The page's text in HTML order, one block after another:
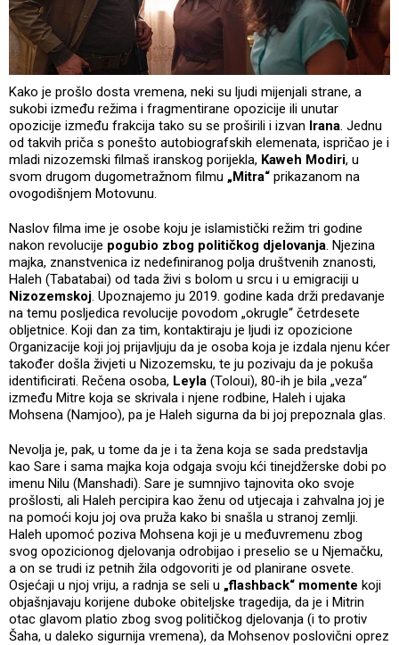
Kako je prošlo dosta vremena, neki su ljudi mijenjali strane, a
sukobi između režima i fragmentirane opozicije ili unutar
opozicije između frakcija tako su se proširili i izvan Irana. Jednu
od takvih priča s ponešto autobiografskih elemenata, ispričao je i
mladi nizozemski filmaš iranskog porijekla, Kaweh Modiri, u
svom drugom dugometražnom filmu „Mitra“ prikazanom na
ovogodišnjem Motovunu.
Naslov filma ime je osobe koju je islamistički režim tri godine
nakon revolucije pogubio zbog političkog djelovanja. Njezina
majka, znanstvenica iz nedefiniranog polja društvenih znanosti,
Haleh (Tabatabai) od tada živi s bolom u srcu i u emigraciji u
Nizozemskoj. Upoznajemo ju 2019. godine kada drži predavanje
na temu posljedica revolucije povodom „okrugle“ četrdesete
obljetnice. Koji dan za tim, kontaktiraju je ljudi iz opozicione
Organizacije koji joj prijavljuju da je osoba koja je izdala njenu kćer
također došla živjeti u Nizozemsku, te ju pozivaju da je pokuša
identificirati. Rečena osoba, Leyla (Toloui), 80-ih je bila „veza“
između Mitre koja se skrivala i njene rodbine, Haleh i ujaka
Mohsena (Namjoo), pa je Haleh sigurna da bi joj prepoznala glas.
Nevolja je, pak, u tome da je i ta žena koja se sada predstavlja
kao Sare i sama majka koja odgaja svoju kći tinejdžerske dobi po
imenu Nilu (Manshadi). Sare je sumnjivo tajnovita oko svoje
prošlosti, ali Haleh percipira kao ženu od utjecaja i zahvalna joj je
na pomoći koju joj ova pruža kako bi snašla u stranoj zemlji.
Haleh upomoć poziva Mohsena koji je u međuvremenu zbog
svog opozicionog djelovanja odrobijao i preselio se u Njemačku,
a on se trudi iz petnih žila odgovoriti je od planirane osvete.
Osjećaji u njoj vriju, a radnja se seli u „flashback“ momente koji
objašnjavaju korijene duboke obiteljske tragedija, da je i Mitrin
otac glavom platio zbog svog političkog djelovanja (i to protiv
Šaha, u daleko sigurnija vremena), da Mohsenov poslovični oprez